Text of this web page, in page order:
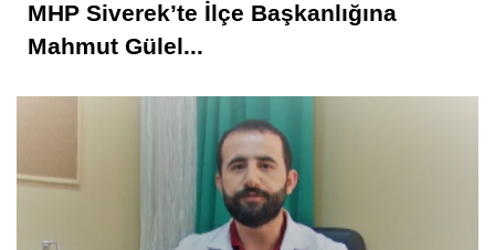
MHP Siverek’te İlçe Başkanlığına
Mahmut Gülel...